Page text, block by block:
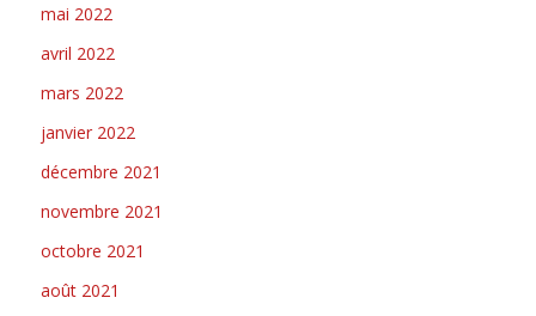
mai 2022
avril 2022
mars 2022
janvier 2022
décembre 2021
novembre 2021
octobre 2021
août 2021